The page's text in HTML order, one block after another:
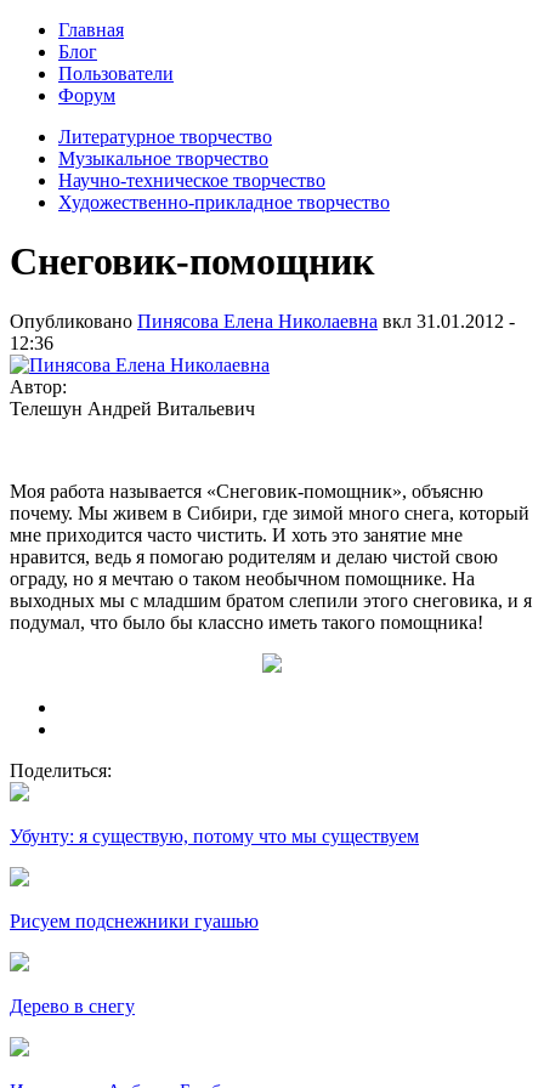
Главная
Блог
Пользователи
Форум
Литературное творчество
Музыкальное творчество
Научно-техническое творчество
Художественно-прикладное творчество
Снеговик-помощник
Опубликовано Пинясова Елена Николаевна вкл 31.01.2012 -
12:36
Автор:
Телешун Андрей Витальевич
Моя работа называется «Снеговик-помощник», объясню
почему. Мы живем в Сибири, где зимой много снега, который
мне приходится часто чистить. И хоть это занятие мне
нравится, ведь я помогаю родителям и делаю чистой свою
ограду, но я мечтаю о таком необычном помощнике. На
выходных мы с младшим братом слепили этого снеговика, и я
подумал, что было бы классно иметь такого помощника!
Поделиться:
Убунту: я существую, потому что мы существуем
Рисуем подснежники гуашью
Дерево в снегу